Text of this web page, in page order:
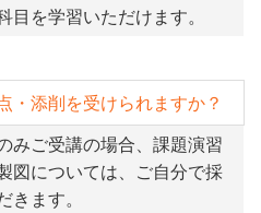
目を学習いただけます。
・添削を受けられますか？
みご受講の場合、課題演習
図については、ご自分で採
きます。